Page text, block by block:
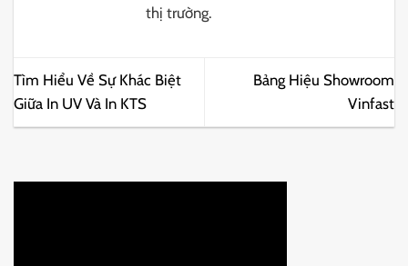
thị trường.
Tìm Hiểu Về Sự Khác Biệt
Giữa In UV Và In KTS
Bảng Hiệu Showroom
Vinfast